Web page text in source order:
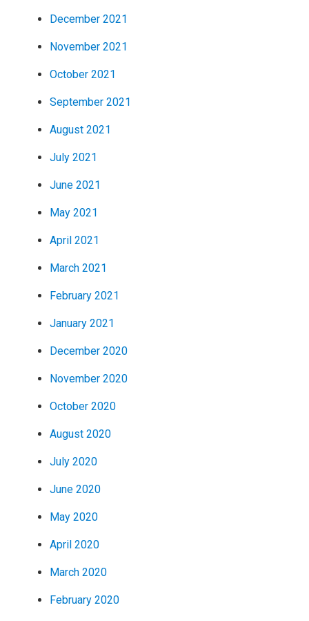
December 2021
November 2021
October 2021
September 2021
August 2021
July 2021
June 2021
May 2021
April 2021
March 2021
February 2021
January 2021
December 2020
November 2020
October 2020
August 2020
July 2020
June 2020
May 2020
April 2020
March 2020
February 2020